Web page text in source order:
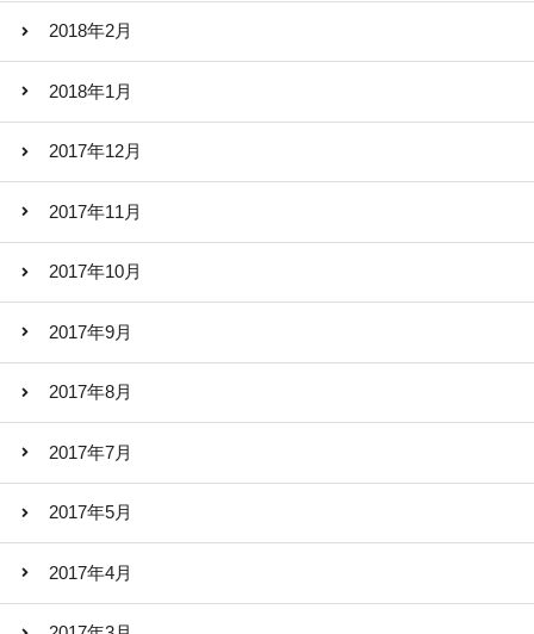
2018年2月
2018年1月
2017年12月
2017年11月
2017年10月
2017年9月
2017年8月
2017年7月
2017年5月
2017年4月